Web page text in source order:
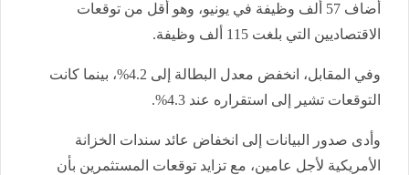
أضاف 57 ألف وظيفة في يونيو، وهو أقل من توقعات
الاقتصاديين التي بلغت 115 ألف وظيفة.
وفي المقابل، انخفض معدل البطالة إلى 4.2%، بينما كانت
التوقعات تشير إلى استقراره عند 4.3%.
وأدى صدور البيانات إلى انخفاض عائد سندات الخزانة
الأمريكية لأجل عامين، مع تزايد توقعات المستثمرين بأن